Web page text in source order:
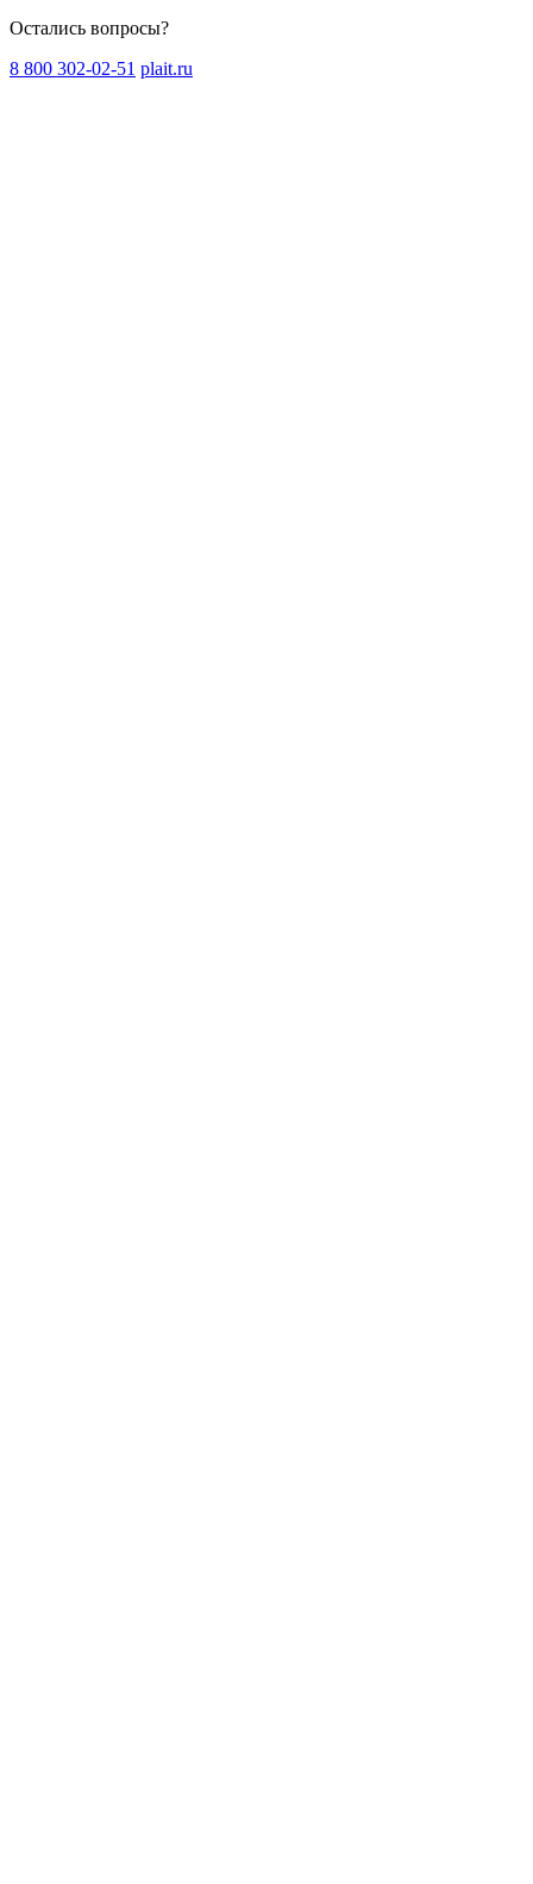
Остались вопросы?
8 800 302-02-51 plait.ru